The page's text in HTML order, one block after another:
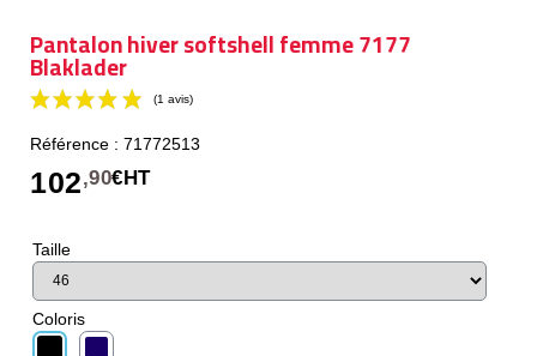
Pantalon hiver softshell femme 7177
Blaklader
Référence : 71772513
102,90€HT
Taille
Coloris